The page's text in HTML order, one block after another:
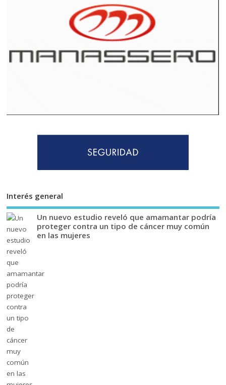
Interés general
Un nuevo estudio reveló que amamantar podría
proteger contra un tipo de cáncer muy común
en las mujeres